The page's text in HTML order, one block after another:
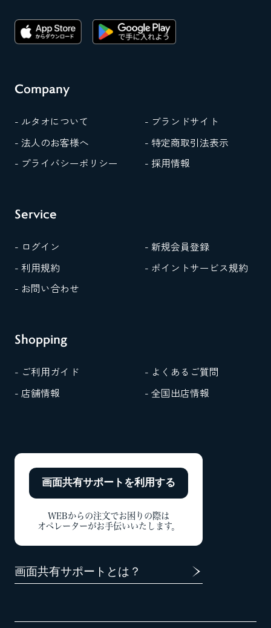
Company
- ルタオについて
- ブランドサイト
- 法人のお客様へ
- 特定商取引法表示
- プライバシーポリシー
- 採用情報
Service
- ログイン
- 新規会員登録
- 利用規約
- ポイントサービス規約
- お問い合わせ
Shopping
- ご利用ガイド
- よくあるご質問
- 店舗情報
- 全国出店情報
画面共有サポートを利用する
WEBからの注文でお困りの際は
オペレーターがお手伝いいたします。
画面共有サポートとは？